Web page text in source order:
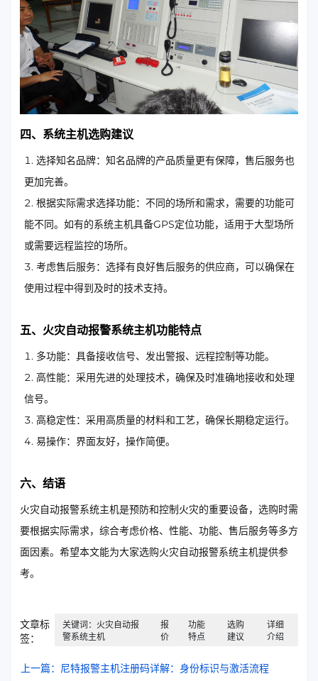
四、系统主机选购建议
选择知名品牌：知名品牌的产品质量更有保障，售后服务也
更加完善。
根据实际需求选择功能：不同的场所和需求，需要的功能可
能不同。如有的系统主机具备GPS定位功能，适用于大型场所
或需要远程监控的场所。
考虑售后服务：选择有良好售后服务的供应商，可以确保在
使用过程中得到及时的技术支持。
五、火灾自动报警系统主机功能特点
多功能：具备接收信号、发出警报、远程控制等功能。
高性能：采用先进的处理技术，确保及时准确地接收和处理
信号。
高稳定性：采用高质量的材料和工艺，确保长期稳定运行。
易操作：界面友好，操作简便。
六、结语
火灾自动报警系统主机是预防和控制火灾的重要设备，选购时需
要根据实际需求，综合考虑价格、性能、功能、售后服务等多方
面因素。希望本文能为大家选购火灾自动报警系统主机提供参
考。
文章标
签：
关键词：火灾自动报
警系统主机
报
价
功能
特点
选购
建议
详细
介绍
上一篇：尼特报警主机注册码详解：身份标识与激活流程